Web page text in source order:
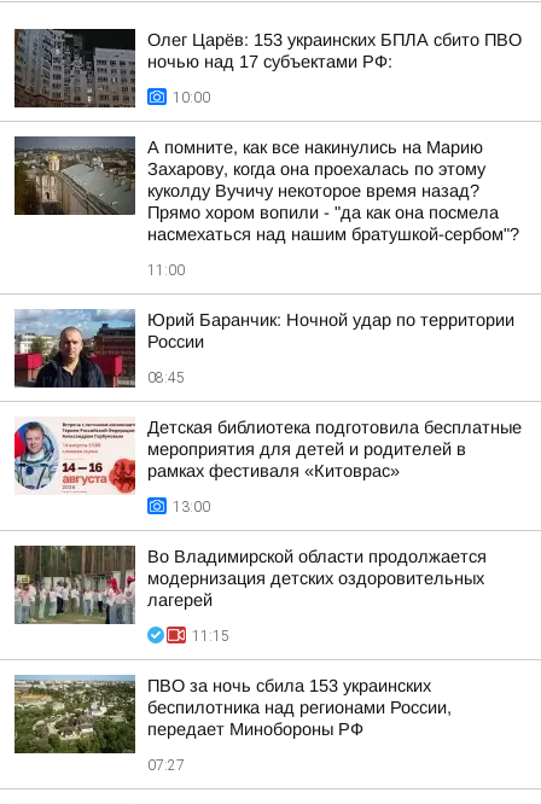
Олег Царёв: 153 украинских БПЛА сбито ПВО
ночью над 17 субъектами РФ:
10:00
А помните, как все накинулись на Марию
Захарову, когда она проехалась по этому
куколду Вучичу некоторое время назад?
Прямо хором вопили - "да как она посмела
насмехаться над нашим братушкой-сербом"?
11:00
Юрий Баранчик: Ночной удар по территории
России
08:45
Детская библиотека подготовила бесплатные
мероприятия для детей и родителей в
рамках фестиваля «Китоврас»
13:00
Во Владимирской области продолжается
модернизация детских оздоровительных
лагерей
11:15
ПВО за ночь сбила 153 украинских
беспилотника над регионами России,
передает Минобороны РФ
07:27